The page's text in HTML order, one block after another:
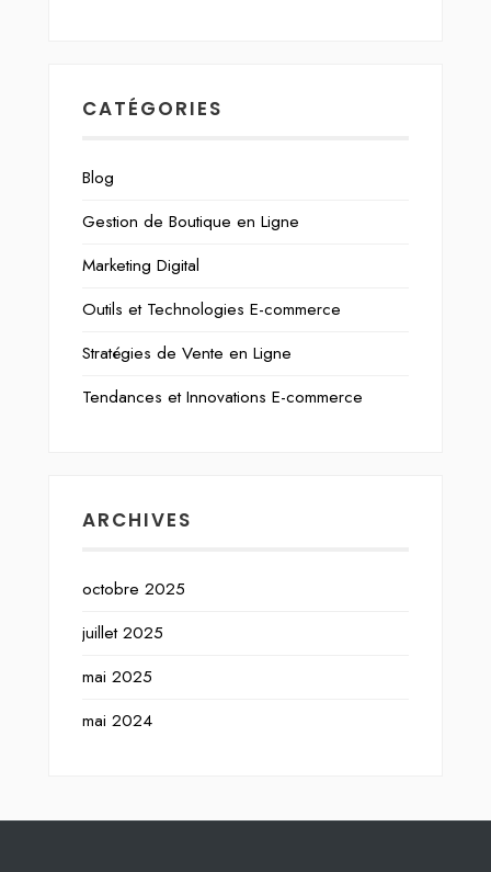
CATÉGORIES
Blog
Gestion de Boutique en Ligne
Marketing Digital
Outils et Technologies E-commerce
Stratégies de Vente en Ligne
Tendances et Innovations E-commerce
ARCHIVES
octobre 2025
juillet 2025
mai 2025
mai 2024